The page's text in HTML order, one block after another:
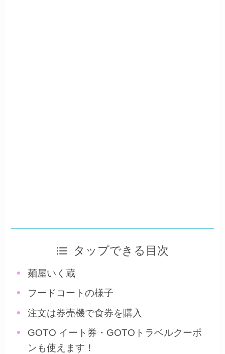
タップできる目次
麺屋いく蔵
フードコートの様子
注文は券売機で食券を購入
GOTO イート券・GOTOトラベルクーポ
ンも使えます！